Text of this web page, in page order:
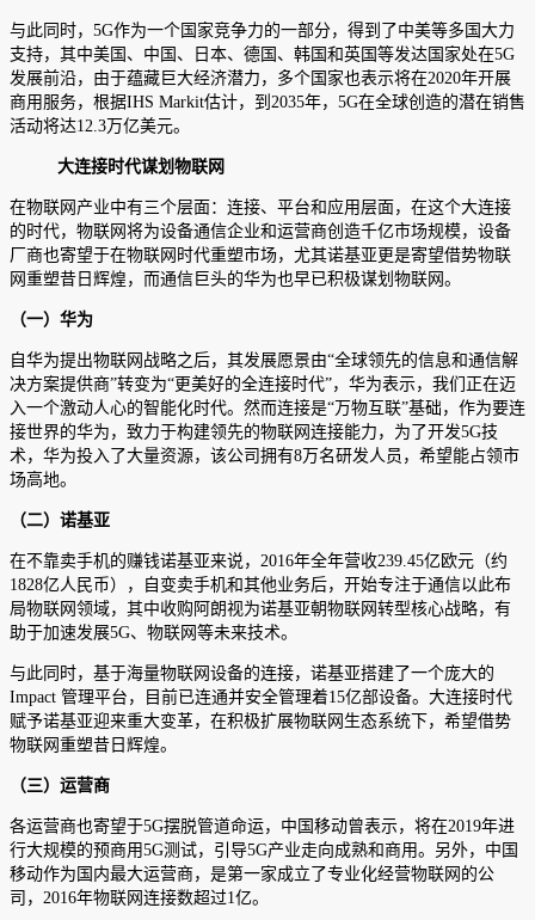
与此同时，5G作为一个国家竞争力的一部分，得到了中美等多国大力
支持，其中美国、中国、日本、德国、韩国和英国等发达国家处在5G
发展前沿，由于蕴藏巨大经济潜力，多个国家也表示将在2020年开展
商用服务，根据IHS Markit估计，到2035年，5G在全球创造的潜在销售
活动将达12.3万亿美元。
大连接时代谋划物联网
在物联网产业中有三个层面：连接、平台和应用层面，在这个大连接
的时代，物联网将为设备通信企业和运营商创造千亿市场规模，设备
厂商也寄望于在物联网时代重塑市场，尤其诺基亚更是寄望借势物联
网重塑昔日辉煌，而通信巨头的华为也早已积极谋划物联网。
（一）华为
自华为提出物联网战略之后，其发展愿景由“全球领先的信息和通信解
决方案提供商”转变为“更美好的全连接时代”，华为表示，我们正在迈
入一个激动人心的智能化时代。然而连接是“万物互联”基础，作为要连
接世界的华为，致力于构建领先的物联网连接能力，为了开发5G技
术，华为投入了大量资源，该公司拥有8万名研发人员，希望能占领市
场高地。
（二）诺基亚
在不靠卖手机的赚钱诺基亚来说，2016年全年营收239.45亿欧元（约
1828亿人民币），自变卖手机和其他业务后，开始专注于通信以此布
局物联网领域，其中收购阿朗视为诺基亚朝物联网转型核心战略，有
助于加速发展5G、物联网等未来技术。
与此同时，基于海量物联网设备的连接，诺基亚搭建了一个庞大的
Impact 管理平台，目前已连通并安全管理着15亿部设备。大连接时代
赋予诺基亚迎来重大变革，在积极扩展物联网生态系统下，希望借势
物联网重塑昔日辉煌。
（三）运营商
各运营商也寄望于5G摆脱管道命运，中国移动曾表示，将在2019年进
行大规模的预商用5G测试，引导5G产业走向成熟和商用。另外，中国
移动作为国内最大运营商，是第一家成立了专业化经营物联网的公
司，2016年物联网连接数超过1亿。